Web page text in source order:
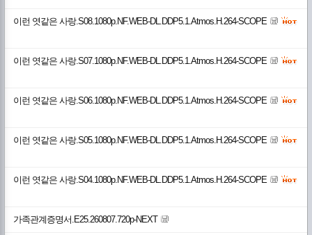
이런 엿같은 사랑.S08.1080p.NF.WEB-DL.DDP5.1.Atmos.H.264-SCOPE
이런 엿같은 사랑.S07.1080p.NF.WEB-DL.DDP5.1.Atmos.H.264-SCOPE
이런 엿같은 사랑.S06.1080p.NF.WEB-DL.DDP5.1.Atmos.H.264-SCOPE
이런 엿같은 사랑.S05.1080p.NF.WEB-DL.DDP5.1.Atmos.H.264-SCOPE
이런 엿같은 사랑.S04.1080p.NF.WEB-DL.DDP5.1.Atmos.H.264-SCOPE
가족관계증명서.E25.260807.720p-NEXT